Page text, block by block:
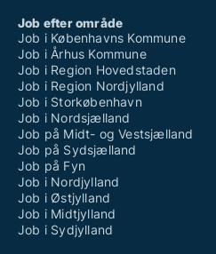
Job efter område
Job i Københavns Kommune
Job i Århus Kommune
Job i Region Hovedstaden
Job i Region Nordjylland
Job i Storkøbenhavn
Job i Nordsjælland
Job på Midt- og Vestsjælland
Job på Sydsjælland
Job på Fyn
Job i Nordjylland
Job i Østjylland
Job i Midtjylland
Job i Sydjylland